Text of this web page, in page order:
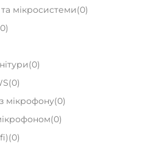
мікросистеми(0)
0)
(0)
(0)
мікрофону(0)
(0)
(0)